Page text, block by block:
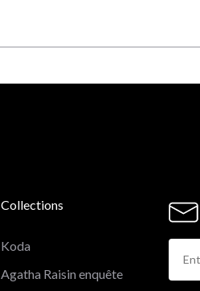
Collections
Koda
Agatha Raisin enquête